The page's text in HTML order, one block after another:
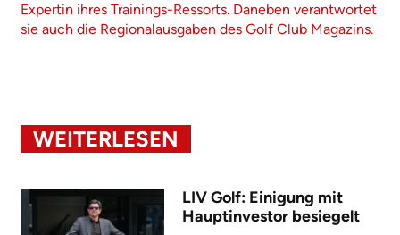
Expertin ihres Trainings-Ressorts. Daneben verantwortet
sie auch die Regionalausgaben des Golf Club Magazins.
WEITERLESEN
LIV Golf: Einigung mit
Hauptinvestor besiegelt